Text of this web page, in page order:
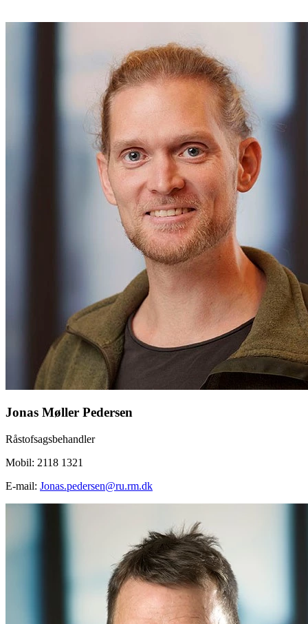
Jonas Møller Pedersen
Råstofsagsbehandler
Mobil: 2118 1321
E-mail: Jonas.pedersen@ru.rm.dk